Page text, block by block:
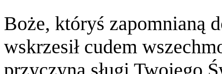
Boże, któryś zapomnianą
wskrzesił cudem